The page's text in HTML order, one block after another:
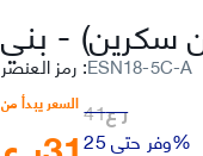
سكرين) -
:ESN18-5C-A
السعر يبدأ من ر ع41
وفر حتى 25%